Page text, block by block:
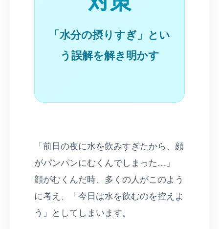
「水分の摂りすぎ」とい
う誤解を解き明かす
「前日の夜に水を飲みすぎたから、顔
がパンパンにむくんでしまった…」
顔がむくんだ時、多くの人がこのよう
に考え、「今日は水を飲むのを控えよ
う」としてしまいます。